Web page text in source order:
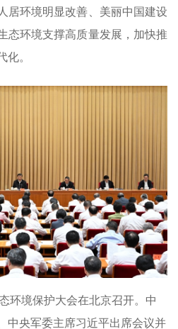
居环境明显改善、美丽中国建设
态环境支撑高质量发展，加快推
化。
环境保护大会在北京召开。中
中央军委主席习近平出席会议并